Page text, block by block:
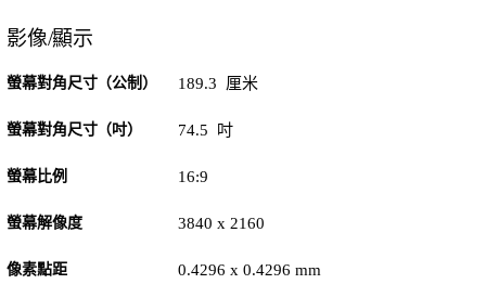
影像/顯示
螢幕對角尺寸（公制） 189.3 厘米
螢幕對角尺寸（吋） 74.5 吋
螢幕比例 16:9
螢幕解像度 3840 x 2160
像素點距 0.4296 x 0.4296 mm